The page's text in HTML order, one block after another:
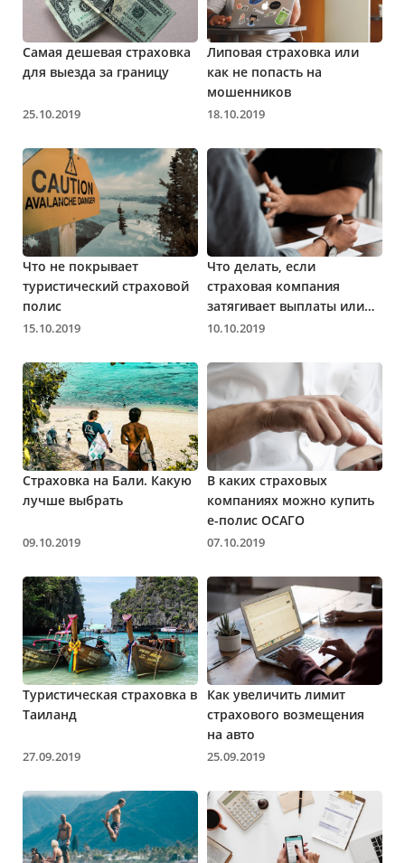
Самая дешевая страховка
для выезда за границу
25.10.2019
Липовая страховка или
как не попасть на
мошенников
18.10.2019
Что не покрывает
туристический страховой
полис
15.10.2019
Что делать, если
страховая компания
затягивает выплаты или
вовсе отказывается
10.10.2019
Страховка на Бали. Какую
лучше выбрать
09.10.2019
В каких страховых
компаниях можно купить
е-полис ОСАГО
07.10.2019
Туристическая страховка в
Таиланд
27.09.2019
Как увеличить лимит
страхового возмещения
на авто
25.09.2019